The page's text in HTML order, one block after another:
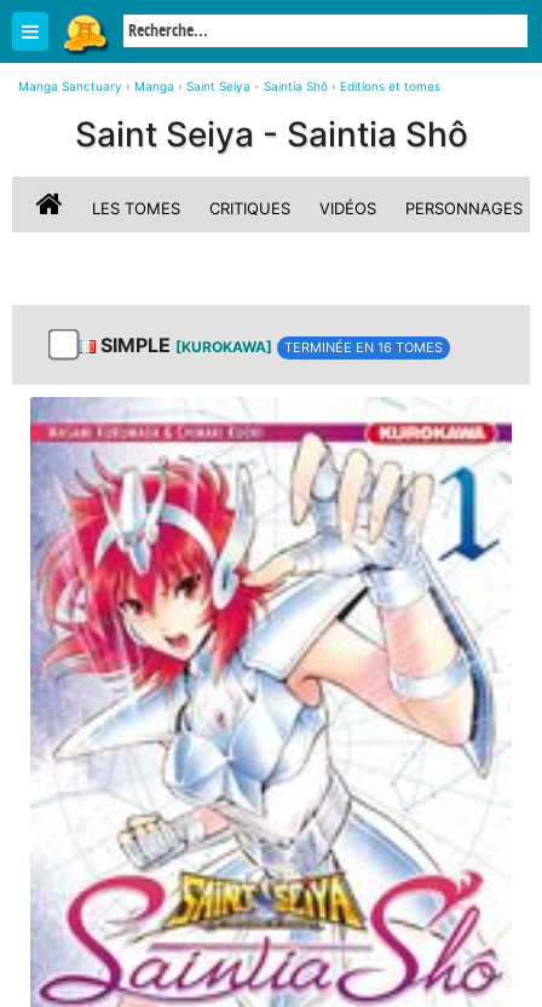
Manga Sanctuary › Manga › Saint Seiya - Saintia Shô › Editions et tomes
Saint Seiya - Saintia Shô
LES TOMES CRITIQUES VIDÉOS PERSONNAGES
SIMPLE [KUROKAWA] TERMINÉE EN 16 TOMES